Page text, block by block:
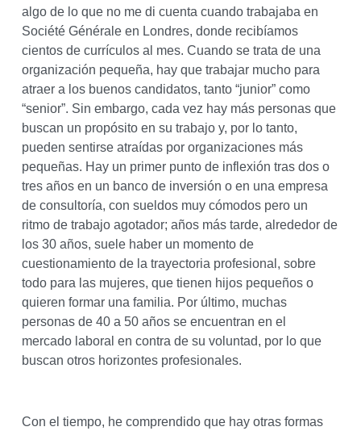
algo de lo que no me di cuenta cuando trabajaba en
Société Générale en Londres, donde recibíamos
cientos de currículos al mes. Cuando se trata de una
organización pequeña, hay que trabajar mucho para
atraer a los buenos candidatos, tanto “junior” como
“senior”. Sin embargo, cada vez hay más personas que
buscan un propósito en su trabajo y, por lo tanto,
pueden sentirse atraídas por organizaciones más
pequeñas. Hay un primer punto de inflexión tras dos o
tres años en un banco de inversión o en una empresa
de consultoría, con sueldos muy cómodos pero un
ritmo de trabajo agotador; años más tarde, alrededor de
los 30 años, suele haber un momento de
cuestionamiento de la trayectoria profesional, sobre
todo para las mujeres, que tienen hijos pequeños o
quieren formar una familia. Por último, muchas
personas de 40 a 50 años se encuentran en el
mercado laboral en contra de su voluntad, por lo que
buscan otros horizontes profesionales.
Con el tiempo, he comprendido que hay otras formas